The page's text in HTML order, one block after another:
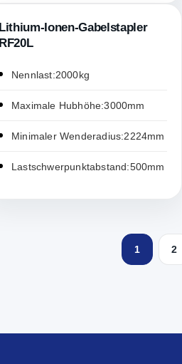
Lithium-Ionen-Gabelstapler
RF20L
Nennlast:2000kg
Maximale Hubhöhe:3000mm
Minimaler Wenderadius:2224mm
Lastschwerpunktabstand:500mm
1 2